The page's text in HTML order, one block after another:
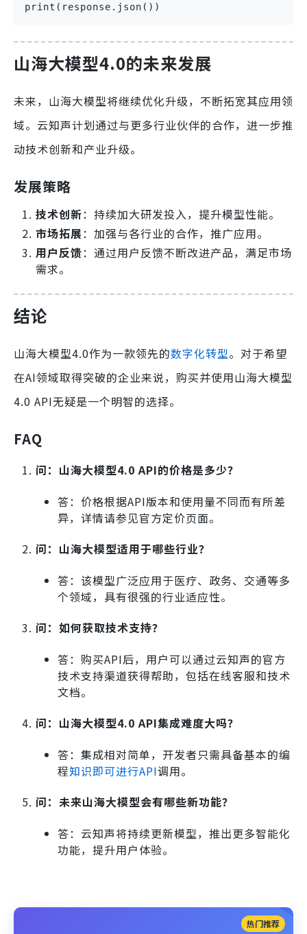
print(response.json())
山海大模型4.0的未来发展
未来，山海大模型将继续优化升级，不断拓宽其应用领
域。云知声计划通过与更多行业伙伴的合作，进一步推
动技术创新和产业升级。
发展策略
技术创新：持续加大研发投入，提升模型性能。
市场拓展：加强与各行业的合作，推广应用。
用户反馈：通过用户反馈不断改进产品，满足市场
需求。
结论
山海大模型4.0作为一款领先的数字化转型。对于希望
在AI领域取得突破的企业来说，购买并使用山海大模型
4.0 API无疑是一个明智的选择。
FAQ
问：山海大模型4.0 API的价格是多少？
答：价格根据API版本和使用量不同而有所差
异，详情请参见官方定价页面。
问：山海大模型适用于哪些行业？
答：该模型广泛应用于医疗、政务、交通等多
个领域，具有很强的行业适应性。
问：如何获取技术支持？
答：购买API后，用户可以通过云知声的官方
技术支持渠道获得帮助，包括在线客服和技术
文档。
问：山海大模型4.0 API集成难度大吗？
答：集成相对简单，开发者只需具备基本的编
程知识即可进行API调用。
问：未来山海大模型会有哪些新功能？
答：云知声将持续更新模型，推出更多智能化
功能，提升用户体验。
热门推荐